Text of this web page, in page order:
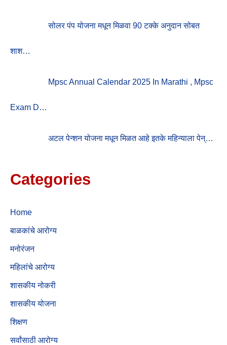
सोलर पंप योजना मधून मिळवा 90 टक्के अनुदान सोबत
शाश…
Mpsc Annual Calendar 2025 In Marathi , Mpsc
Exam D…
अटल पेन्शन योजना मधून मिळत आहे इतके महिन्याला पेन्…
Categories
Home
बाळकांचे आरोग्य
मनोरंजन
महिलांचे आरोग्य
शासकीय नोकरी
शासकीय योजना
शिक्षण
सर्वांसाठी आरोग्य